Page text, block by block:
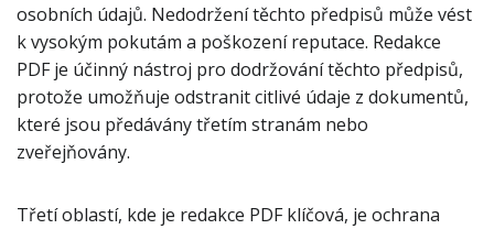
osobních údajů. Nedodržení těchto předpisů může vést
k vysokým pokutám a poškození reputace. Redakce
PDF je účinný nástroj pro dodržování těchto předpisů,
protože umožňuje odstranit citlivé údaje z dokumentů,
které jsou předávány třetím stranám nebo
zveřejňovány.
Třetí oblastí, kde je redakce PDF klíčová, je ochrana